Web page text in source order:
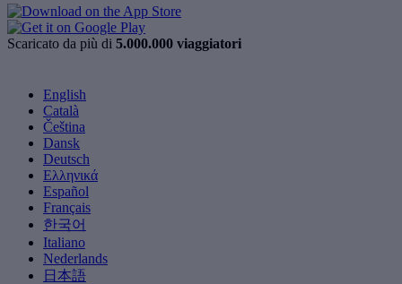
Scaricato da più di 5.000.000 viaggiatori
English
Català
Čeština
Dansk
Deutsch
Ελληνικά
Español
Français
한국어
Italiano
Nederlands
日本語